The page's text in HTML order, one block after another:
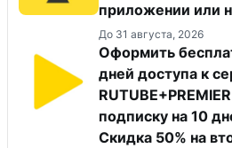
приложении или
До 31 августа, 2026
Оформить
дней доступа к
подписку на 10
Скидка 50% на